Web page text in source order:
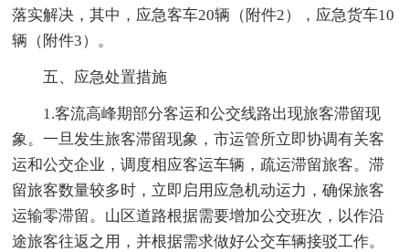
落实解决，其中，应急客车20辆（附件2），应急货车10
辆（附件3）。
五、应急处置措施
1.客流高峰期部分客运和公交线路出现旅客滞留现
象。一旦发生旅客滞留现象，市运管所立即协调有关客
运和公交企业，调度相应客运车辆，疏运滞留旅客。滞
留旅客数量较多时，立即启用应急机动运力，确保旅客
运输零滞留。山区道路根据需要增加公交班次，以作沿
途旅客往返之用，并根据需求做好公交车辆接驳工作。